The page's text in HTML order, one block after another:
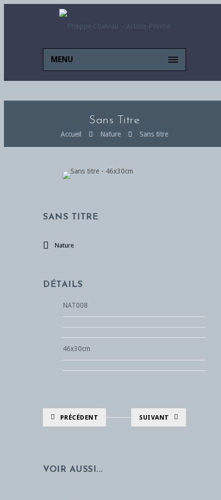
MENU
Sans Titre
Accueil Nature Sans titre
SANS TITRE
Nature
DÉTAILS
NAT008
46x30cm
PRÉCÉDENT SUIVANT
VOIR AUSSI...